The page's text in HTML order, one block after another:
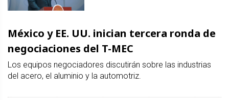
México y EE. UU. inician tercera ronda de
negociaciones del T-MEC
Los equipos negociadores discutirán sobre las industrias
del acero, el aluminio y la automotriz.